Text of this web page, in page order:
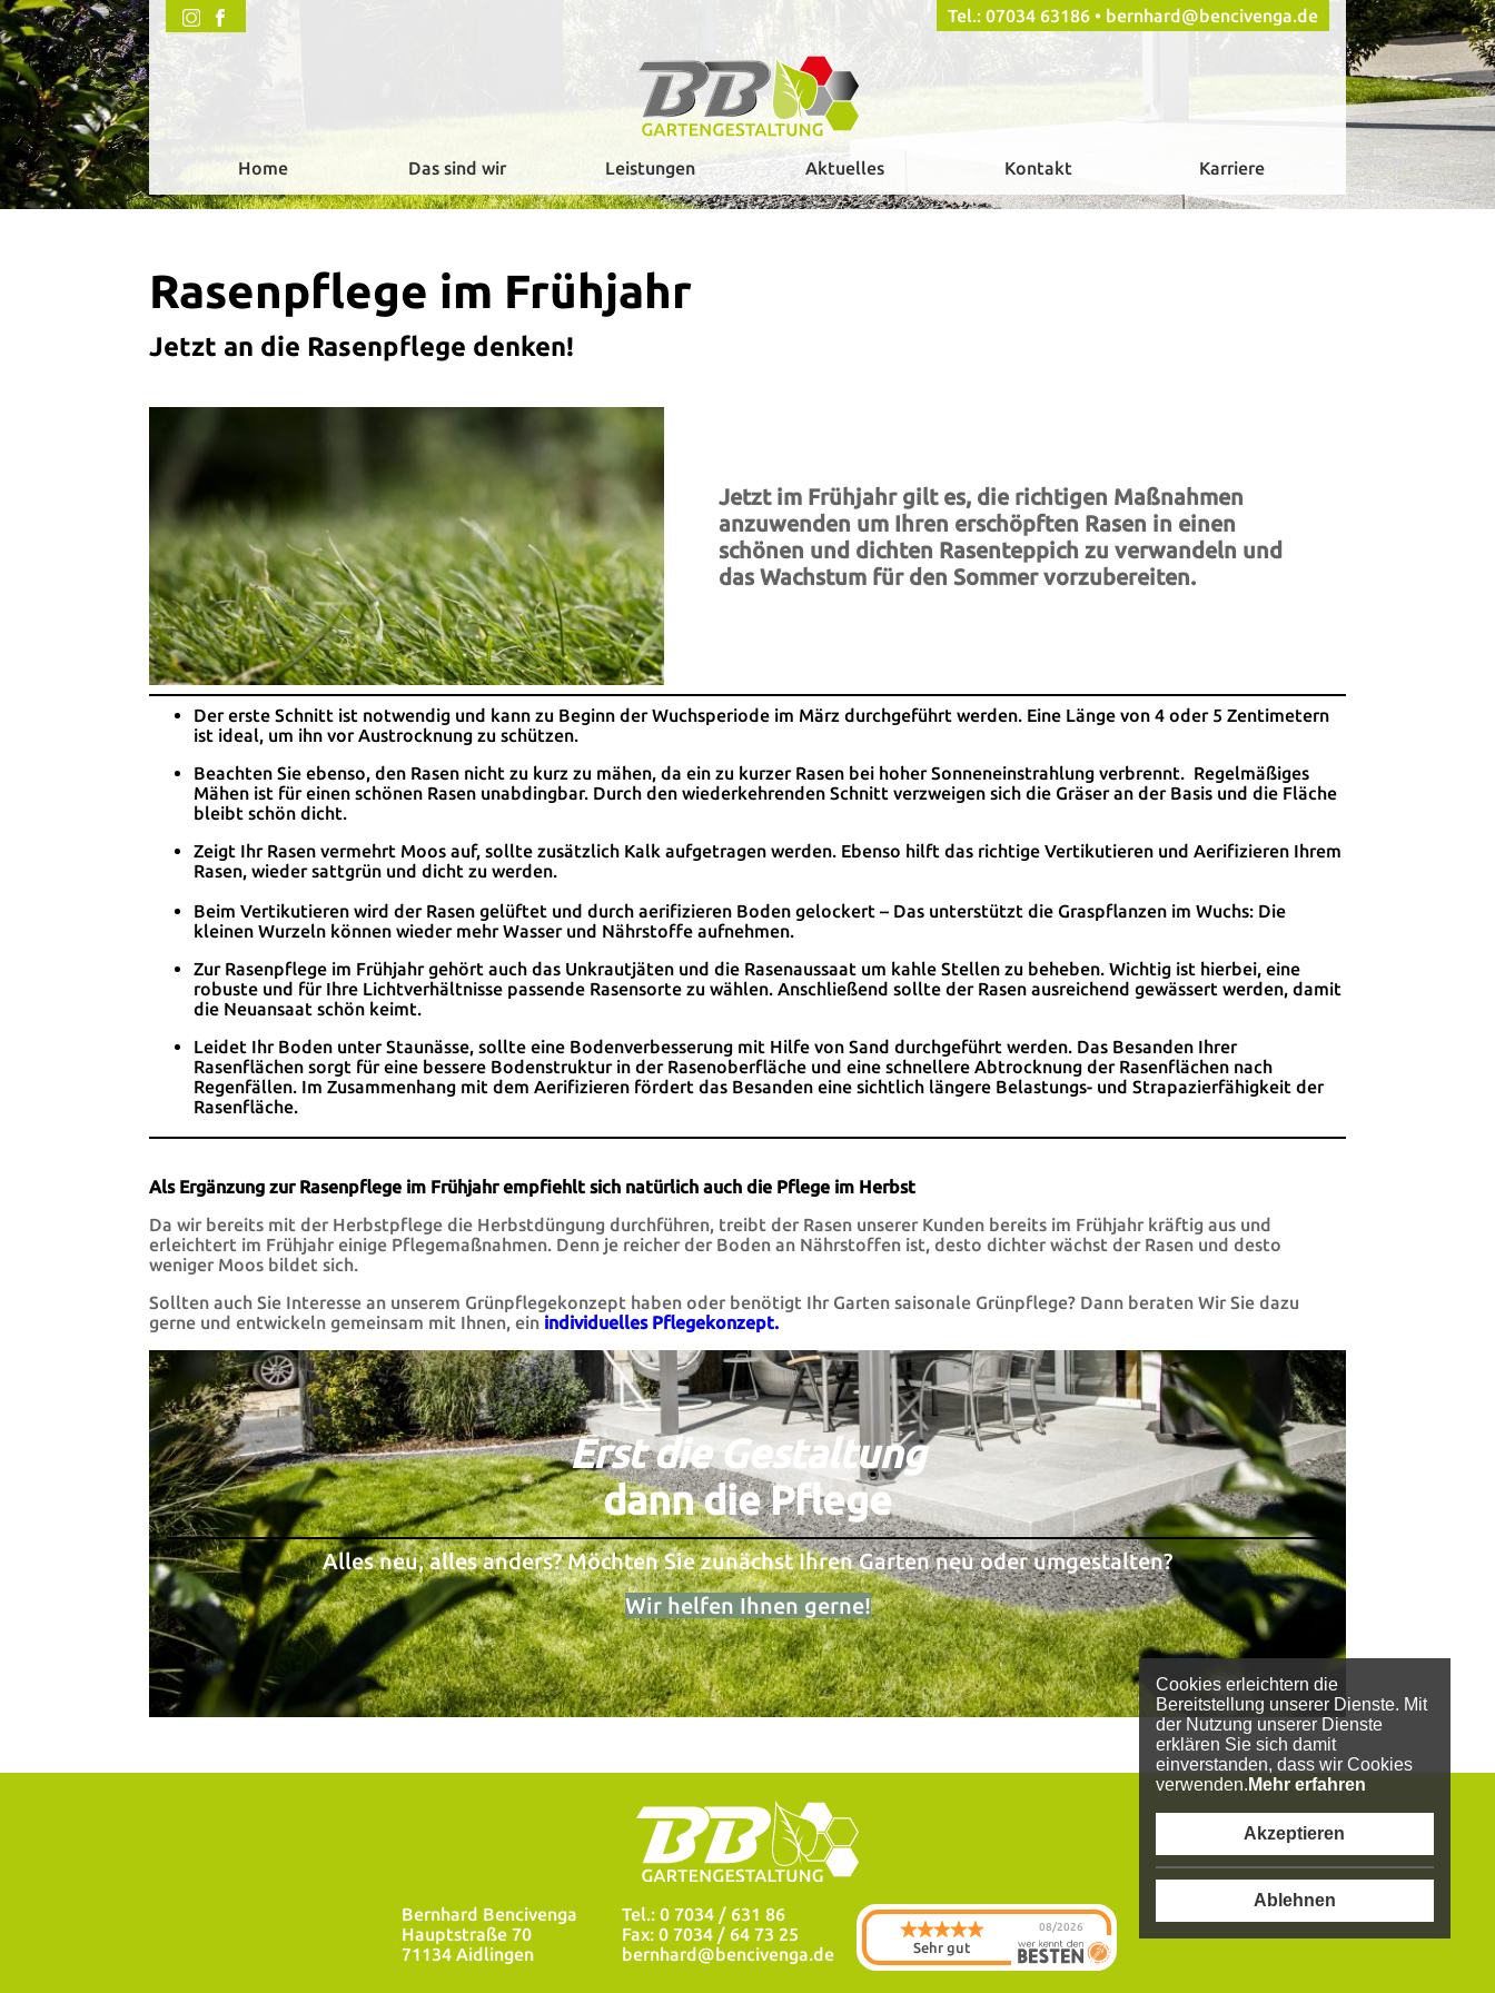
Cookies erleichtern die
Bereitstellung unserer Dienste. Mit
der Nutzung unserer Dienste
erklären Sie sich damit
einverstanden, dass wir Cookies
verwenden. Mehr erfahren
Akzeptieren
Ablehnen
Tel.: 07034 63186 • bernhard@bencivenga.de
Home Das sind wir Leistungen Aktuelles Kontakt Karriere
Rasenpflege im Frühjahr
Jetzt an die Rasenpflege denken!
Jetzt im Frühjahr gilt es, die richtigen Maßnahmen
anzuwenden um Ihren erschöpften Rasen in einen
schönen und dichten Rasenteppich zu verwandeln und
das Wachstum für den Sommer vorzubereiten.
Der erste Schnitt ist notwendig und kann zu Beginn der Wuchsperiode im März durchgeführt werden. Eine Länge von 4 oder 5 Zentimetern
ist ideal, um ihn vor Austrocknung zu schützen.
Beachten Sie ebenso, den Rasen nicht zu kurz zu mähen, da ein zu kurzer Rasen bei hoher Sonneneinstrahlung verbrennt. Regelmäßiges
Mähen ist für einen schönen Rasen unabdingbar. Durch den wiederkehrenden Schnitt verzweigen sich die Gräser an der Basis und die Fläche
bleibt schön dicht.
Zeigt Ihr Rasen vermehrt Moos auf, sollte zusätzlich Kalk aufgetragen werden. Ebenso hilft das richtige Vertikutieren und Aerifizieren Ihrem
Rasen, wieder sattgrün und dicht zu werden.
Beim Vertikutieren wird der Rasen gelüftet und durch aerifizieren Boden gelockert – Das unterstützt die Graspflanzen im Wuchs: Die
kleinen Wurzeln können wieder mehr Wasser und Nährstoffe aufnehmen.
Zur Rasenpflege im Frühjahr gehört auch das Unkrautjäten und die Rasenaussaat um kahle Stellen zu beheben. Wichtig ist hierbei, eine
robuste und für Ihre Lichtverhältnisse passende Rasensorte zu wählen. Anschließend sollte der Rasen ausreichend gewässert werden, damit
die Neuansaat schön keimt.
Leidet Ihr Boden unter Staunässe, sollte eine Bodenverbesserung mit Hilfe von Sand durchgeführt werden. Das Besanden Ihrer
Rasenflächen sorgt für eine bessere Bodenstruktur in der Rasenoberfläche und eine schnellere Abtrocknung der Rasenflächen nach
Regenfällen. Im Zusammenhang mit dem Aerifizieren fördert das Besanden eine sichtlich längere Belastungs- und Strapazierfähigkeit der
Rasenfläche.
Als Ergänzung zur Rasenpflege im Frühjahr empfiehlt sich natürlich auch die Pflege im Herbst
Da wir bereits mit der Herbstpflege die Herbstdüngung durchführen, treibt der Rasen unserer Kunden bereits im Frühjahr kräftig aus und
erleichtert im Frühjahr einige Pflegemaßnahmen. Denn je reicher der Boden an Nährstoffen ist, desto dichter wächst der Rasen und desto
weniger Moos bildet sich.
Sollten auch Sie Interesse an unserem Grünpflegekonzept haben oder benötigt Ihr Garten saisonale Grünpflege? Dann beraten Wir Sie dazu
gerne und entwickeln gemeinsam mit Ihnen, ein individuelles Pflegekonzept.
Erst die Gestaltung
dann die Pflege
Alles neu, alles anders?Möchten Sie zunächst Ihren Garten neu oder umgestalten?
Wir helfen Ihnen gerne!
Bernhard Bencivenga
Hauptstraße 70
71134 Aidlingen
Tel.: 0 7034 / 631 86
Fax: 0 7034 / 64 73 25
bernhard@bencivenga.de
Sehr gut
08/2026
Gartengestaltung